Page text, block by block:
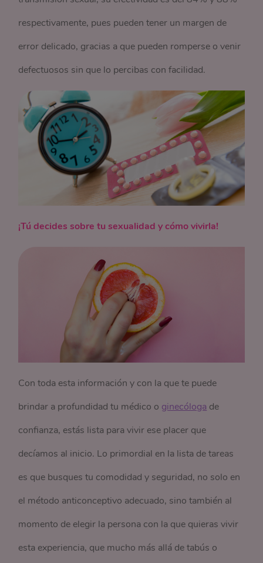
respectivamente, pues pueden tener un margen de
error delicado, gracias a que pueden romperse o venir
defectuosos sin que lo percibas con facilidad.
¡Tú decides sobre tu sexualidad y cómo vivirla!
Con toda esta información y con la que te puede
brindar a profundidad tu médico o ginecóloga de
confianza, estás lista para vivir ese placer que
decíamos al inicio. Lo primordial en la lista de tareas
es que busques tu comodidad y seguridad, no solo en
el método anticonceptivo adecuado, sino también al
momento de elegir la persona con la que quieras vivir
esta experiencia, que mucho más allá de tabús o